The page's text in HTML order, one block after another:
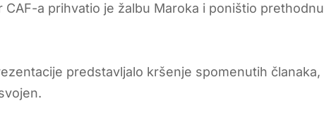
a prihvatio je žalbu Maroka i poništio prethodnu
predstavljalo kršenje spomenutih članaka,